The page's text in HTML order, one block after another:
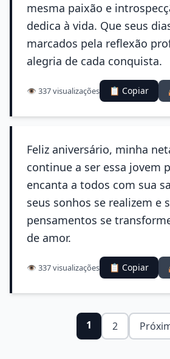
mesma paixão e
dedica à vida. Que seus
marcados pela reflexão
alegria de cada conquista.
👁️ 337 visualizações 📋 Copiar
Feliz aniversário, minha
continue a ser essa jovem
encanta a todos com sua
seus sonhos se realizem e
pensamentos se
de amor.
👁️ 337 visualizações 📋 Copiar
1 2